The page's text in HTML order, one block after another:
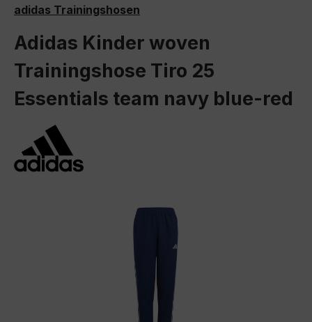
adidas Trainingshosen
Adidas Kinder woven
Trainingshose Tiro 25
Essentials team navy blue-red
Bildergalerie überspringen